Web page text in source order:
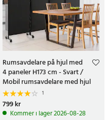
Rumsavdelare på hjul med
4 paneler H173 cm - Svart /
Mobil rumsavdelare med hjul
1
Pris:799 kr
799 kr
Kommer i lager 2026-08-28